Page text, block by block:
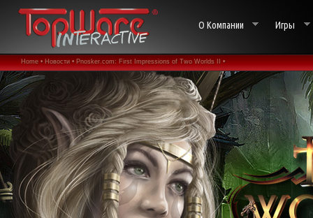
О Компании Игры
Home • Новости • Pnosker.com: First Impressions of Two Worlds II •